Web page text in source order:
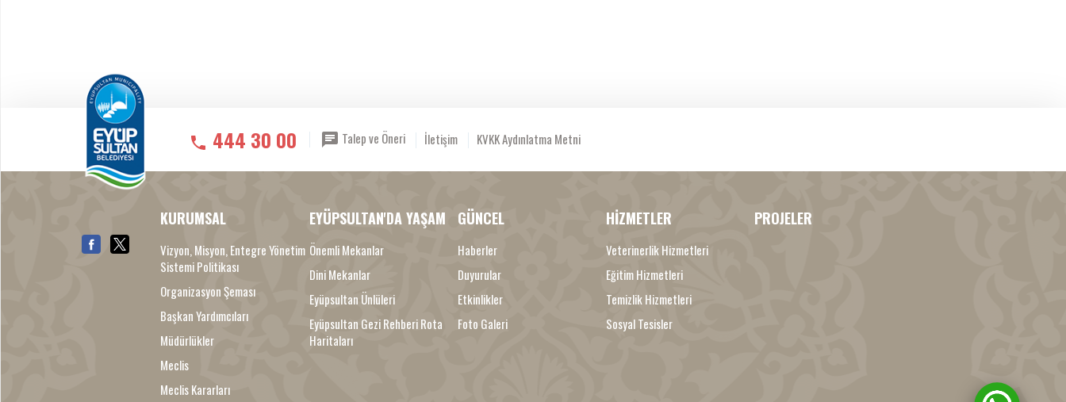
444 30 00 Talep ve Öneri İletişim KVKK Aydınlatma Metni
KURUMSAL
Vizyon, Misyon, Entegre Yönetim
Sistemi Politikası
Organizasyon Şeması
Başkan Yardımcıları
Müdürlükler
Meclis
Meclis Kararları
EYÜPSULTAN'DA YAŞAM
Önemli Mekanlar
Dini Mekanlar
Eyüpsultan Ünlüleri
Eyüpsultan Gezi Rehberi Rota
Haritaları
GÜNCEL
Haberler
Duyurular
Etkinlikler
Foto Galeri
HİZMETLER
Veterinerlik Hizmetleri
Eğitim Hizmetleri
Temizlik Hizmetleri
Sosyal Tesisler
PROJELER